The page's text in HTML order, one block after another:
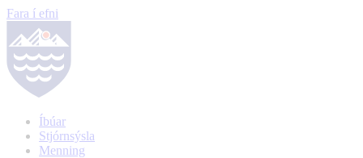
Fara í efni
Íbúar
Stjórnsýsla
Menning